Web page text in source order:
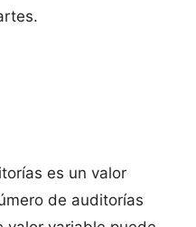
es un valor
de auditorías